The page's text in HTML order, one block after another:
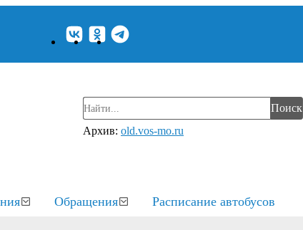
Поиск
Архив: old.vos-mo.ru
Обращения Расписание автобусов